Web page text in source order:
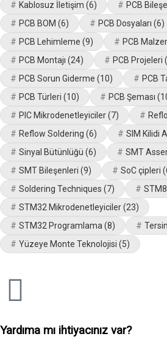
Kablosuz İletişim (6) PCB
PCB BOM (6) PCB Dosyaları (6)
PCB Lehimleme (9) PCB
PCB Montajı (24) PCB Projeleri
PCB Sorun Giderme (10) PCB
PCB Türleri (10) PCB Şeması
PIC Mikrodenetleyiciler(7)
Reflow Soldering (6) SIM Kilidi
Sinyal Bütünlüğü (6) SMT
SMT Bileşenleri (9) SoC çipleri
Soldering Techniques (7)
STM32 Mikrodenetleyiciler(23)
STM32 Programlama(8)
Yüzeye Monte Teknolojisi (5)
Yardıma mı ihtiyacınız var?